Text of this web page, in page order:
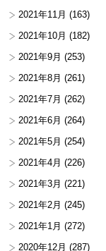
2021年11月 (163)
2021年10月 (182)
2021年9月 (253)
2021年8月 (261)
2021年7月 (262)
2021年6月 (264)
2021年5月 (254)
2021年4月 (226)
2021年3月 (221)
2021年2月 (245)
2021年1月 (272)
2020年12月 (287)